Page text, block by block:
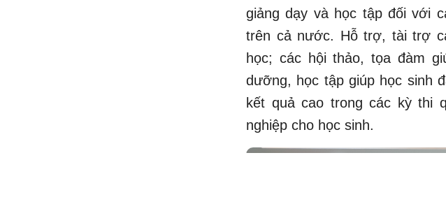
giảng dạy và học tập đối với
trên cả nước. Hỗ trợ, tài trợ
học; các hội thảo, tọa đàm
dưỡng, học tập giúp học sinh
kết quả cao trong các kỳ thi
nghiệp cho học sinh.